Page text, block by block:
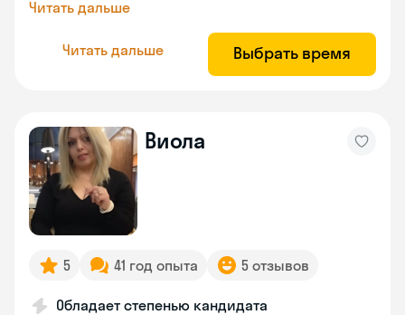
Читать дальше
Читать дальше Выбрать время
Виола
5 41 год опыта 5 отзывов
Обладает степенью кандидата